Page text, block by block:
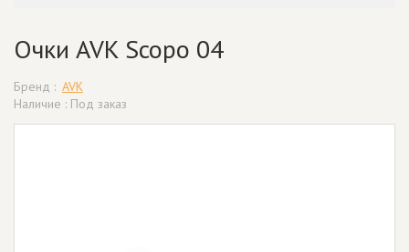
Очки AVK Scopo 04
Бренд : AVK
Наличие : Под заказ